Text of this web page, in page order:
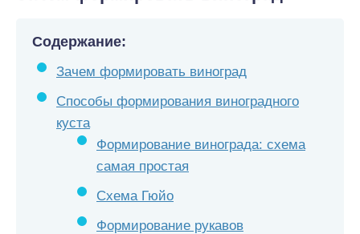
Содержание:
Зачем формировать виноград
Способы формирования виноградного
куста
Формирование винограда: схема
самая простая
Схема Гюйо
Формирование рукавов